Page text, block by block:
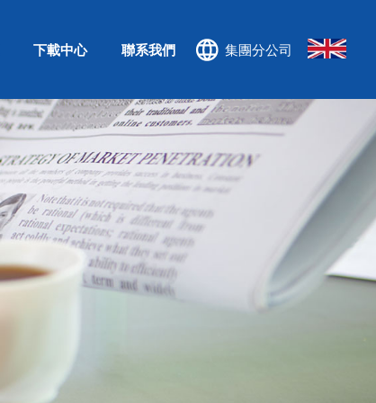
下載中心 聯系我們 集團分公司